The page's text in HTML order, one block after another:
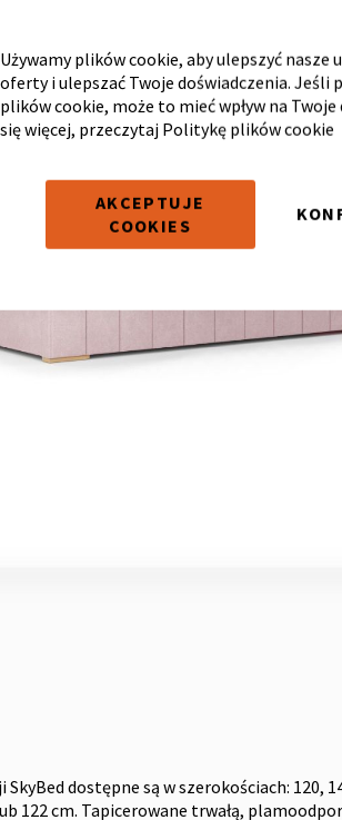
Używamy plików cookie, aby ulepszyć nasze
oferty i ulepszać Twoje doświadczenia. Jeśli
plików cookie, może to mieć wpływ na
się więcej, przeczytaj Politykę plików cookie
AKCEPTUJE
COOKIES
dostępne są w szerokościach: 120,
122 cm. Tapicerowane trwałą,